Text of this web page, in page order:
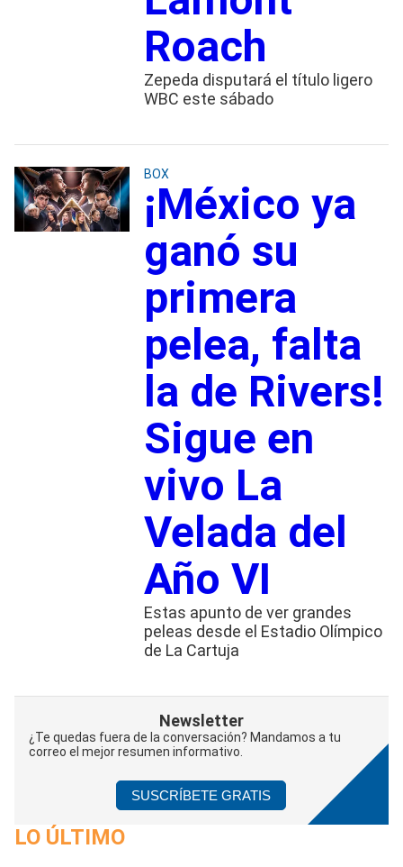
Roach
Zepeda disputará el título ligero
WBC este sábado
BOX
¡México ya
ganó su
primera
pelea, falta
la de Rivers!
Sigue en
vivo La
Velada del
Año VI
Estas apunto de ver grandes
peleas desde el Estadio Olímpico
de La Cartuja
Newsletter
¿Te quedas fuera de la conversación? Mandamos a tu
correo el mejor resumen informativo.
SUSCRÍBETE GRATIS
LO ÚLTIMO